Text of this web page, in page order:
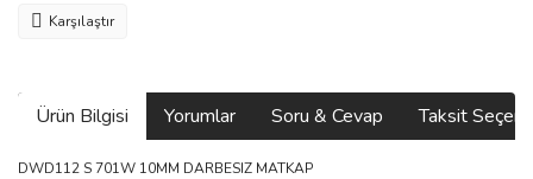
Karşılaştır
Ürün Bilgisi Yorumlar Soru & Cevap Taksit
DWD112 S 701W 10MM DARBESIZ MATKAP